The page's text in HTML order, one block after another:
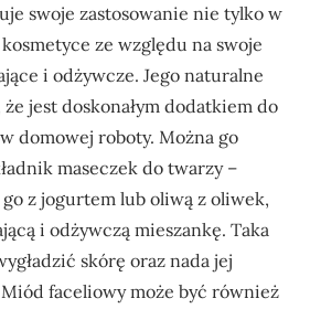
swoje zastosowanie nie tylko w
ze względu na swoje
i odżywcze. Jego naturalne
jest doskonałym dodatkiem do
domowej roboty. Można go
maseczek do twarzy –
z jogurtem lub oliwą z oliwek,
i odżywczą mieszankę. Taka
skórę oraz nada jej
faceliowy może być również